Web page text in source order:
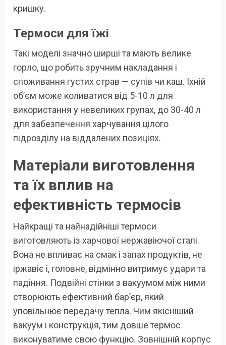
кришку.
Термоси для їжі
Такі моделі значно ширші та мають велике
горло, що робить зручним накладання і
споживання густих страв — супів чи каш. Їхній
об’єм може коливатися від 5-10 л для
використання у невеликих групах, до 30-40 л
для забезпечення харчування цілого
підрозділу на віддалених позиціях.
Матеріали виготовлення
та їх вплив на
ефективність термосів
Найкращі та найнадійніші термоси
виготовляють із харчової нержавіючої сталі.
Вона не впливає на смак і запах продуктів, не
іржавіє і, головне, відмінно витримує удари та
падіння. Подвійні стінки з вакуумом між ними
створюють ефективний бар’єр, який
уповільнює передачу тепла. Чим якісніший
вакуум і конструкція, тим довше термос
виконуватиме свою функцію. Зовнішній корпус